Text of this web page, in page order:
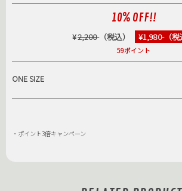
10% OFF!!
¥2,200-（税込） ¥1,980-（税
59ポイント
ONE SIZE
・ポイント3倍キャンペーン